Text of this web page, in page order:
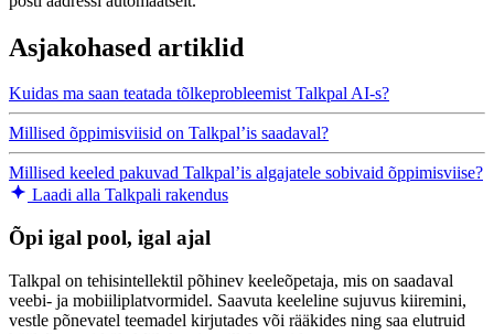
Asjakohased artiklid
Kuidas ma saan teatada tõlkeprobleemist Talkpal AI-s?
Millised õppimisviisid on Talkpal’is saadaval?
Millised keeled pakuvad Talkpal’is algajatele sobivaid õppimisviise?
Laadi alla Talkpali rakendus
Õpi igal pool, igal ajal
Talkpal on tehisintellektil põhinev keeleõpetaja, mis on saadaval
veebi- ja mobiiliplatvormidel. Saavuta keeleline sujuvus kiiremini,
vestle põnevatel teemadel kirjutades või rääkides ning saa elutruid